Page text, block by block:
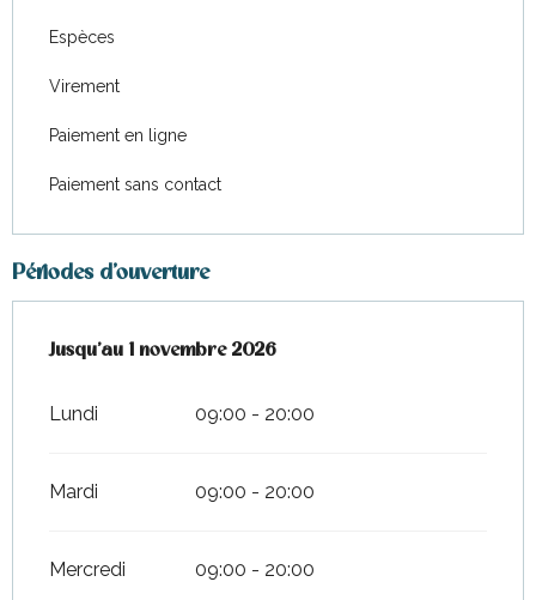
Espèces
Virement
Paiement en ligne
Paiement sans contact
Périodes d'ouverture
Du1 mars 2026au1 novembre 2026
Jusqu'au 1 novembre 2026
Lundi 09:00 - 20:00
Mardi 09:00 - 20:00
Mercredi 09:00 - 20:00